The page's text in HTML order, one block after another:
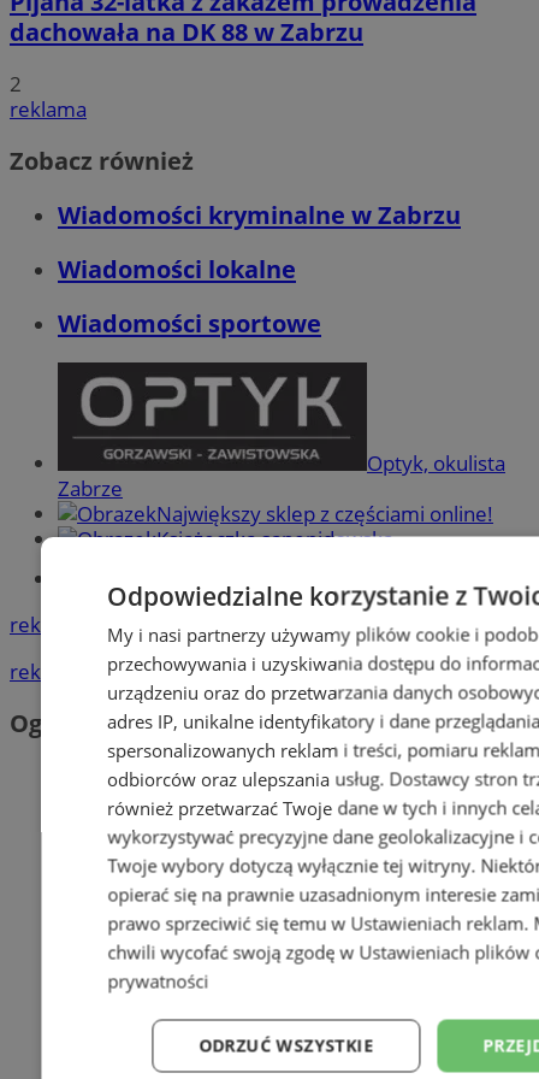
dachowała na DK 88 w Zabrzu
2
reklama
Zobacz również
Wiadomości kryminalne w Zabrzu
Wiadomości lokalne
Wiadomości sportowe
Optyk, okulista
Zabrze
Największy sklep z częściami online!
Książeczka sanepidowska
Tworzenie stron www -Zabrze
reklama
reklama
Ogłoszenia
Odpowiedzialne korzystanie z
My i nasi partnerzy używamy plików cookie i
przechowywania i uzyskiwania dostępu do
urządzeniu oraz do przetwarzania danych
adres IP, unikalne identyfikatory i dane
spersonalizowanych reklam i treści, pomiaru
odbiorców oraz ulepszania usług. Dostawcy stron
również przetwarzać Twoje dane w tych i innych
wykorzystywać precyzyjne dane geolokalizacyjne i
Twoje wybory dotyczą wyłącznie tej witryny.
opierać się na prawnie uzasadnionym interesie
prawo sprzeciwić się temu w Ustawieniach reklam.
chwili wycofać swoją zgodę w Ustawieniach plików
prywatności
ODRZUĆ WSZYSTKIE